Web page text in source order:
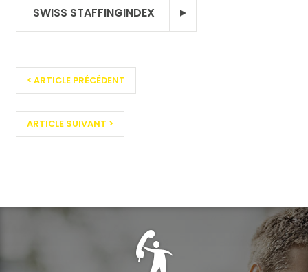
SWISS STAFFINGINDEX
< ARTICLE PRÉCÉDENT
ARTICLE SUIVANT >